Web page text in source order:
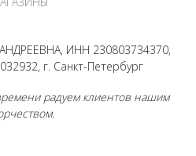
ИНН 230803734370,
г. Санкт-Петербург
радуем клиентов нашим